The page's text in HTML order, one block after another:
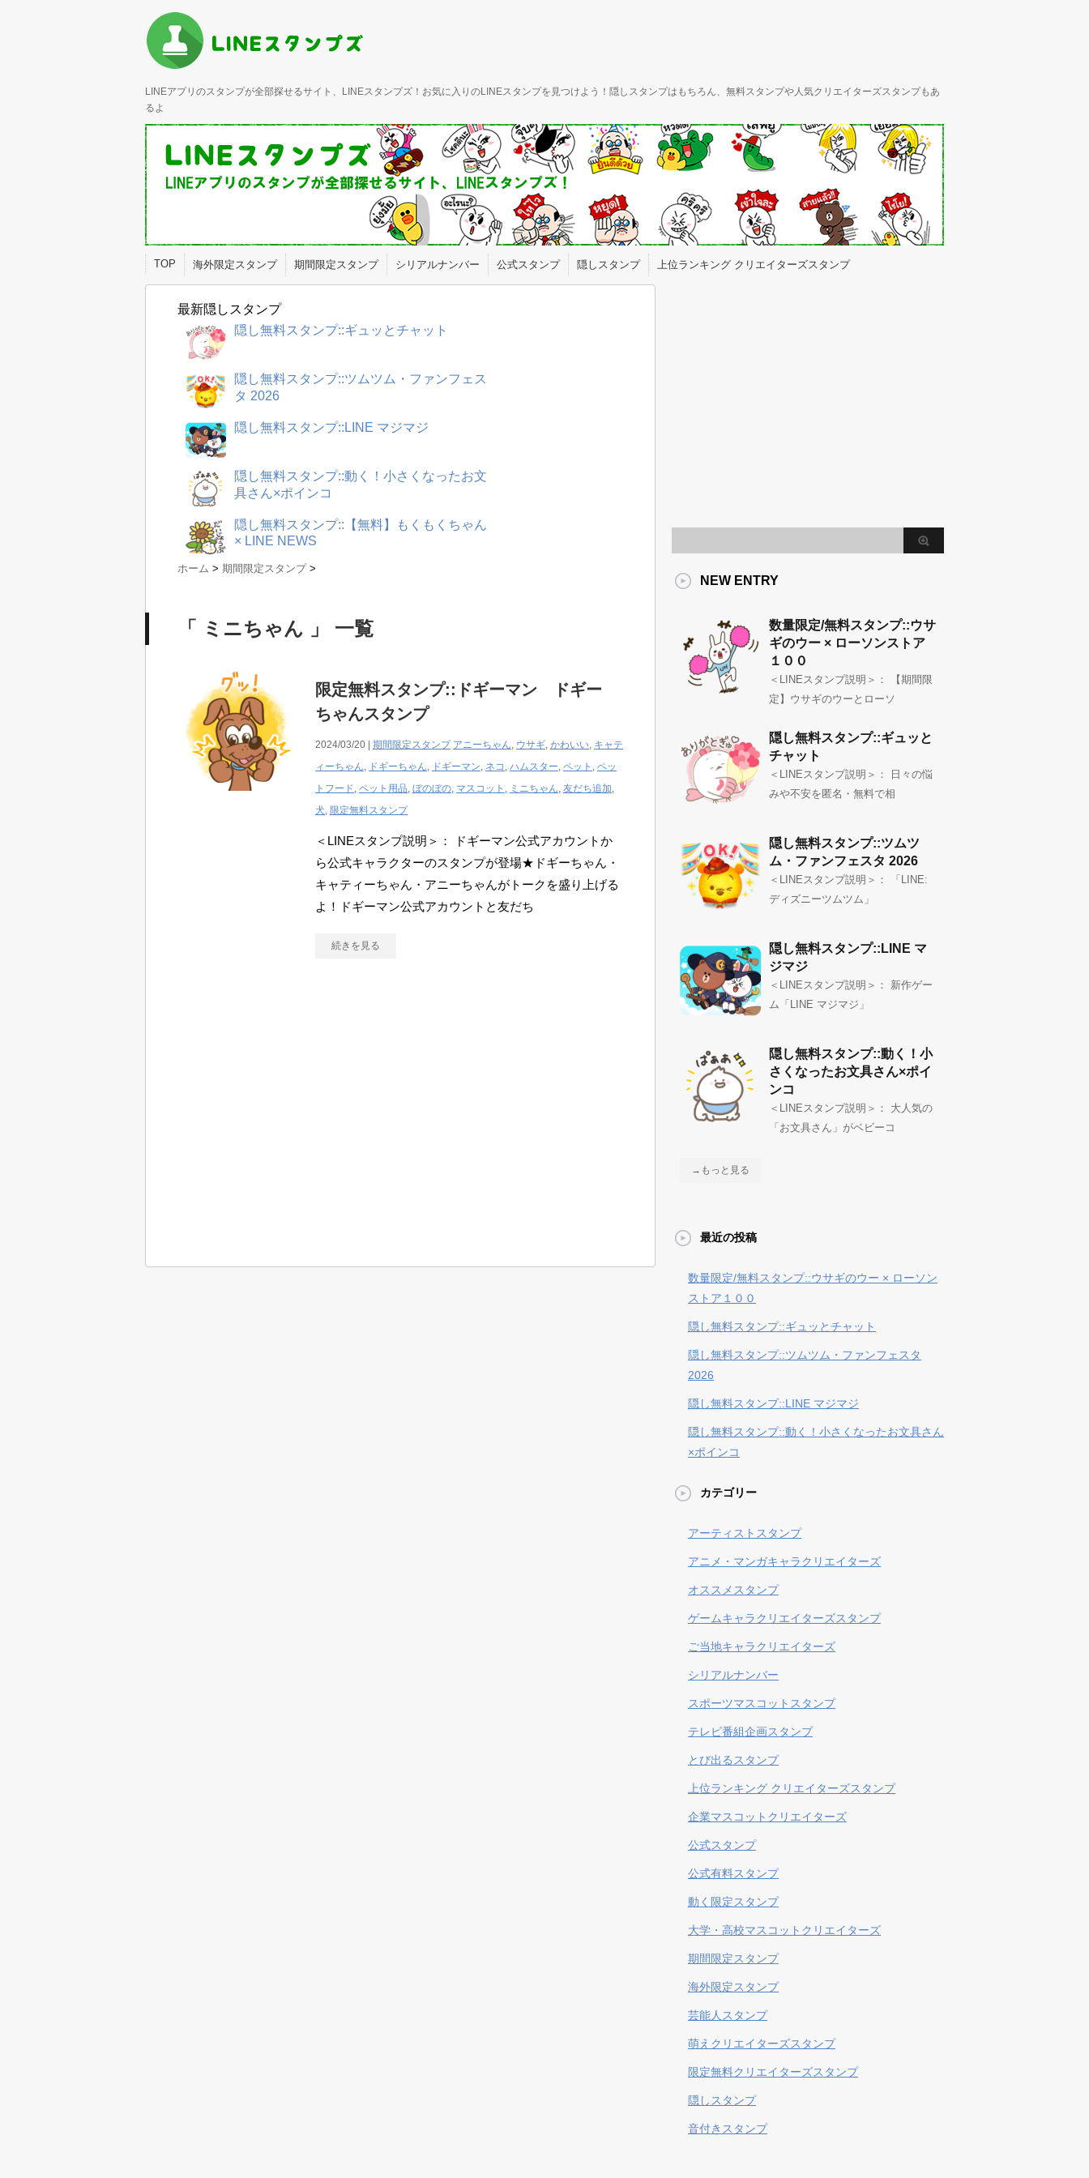
LINEアプリのスタンプが全部探せるサイト、LINEスタンプズ！お気に入りのLINEスタンプを見つけよう！隠しスタンプはもちろん、無料スタンプや人気クリエイターズスタンプもあ
るよ
TOP 海外限定スタンプ 期間限定スタンプ シリアルナンバー 公式スタンプ 隠しスタンプ 上位ランキング クリエイターズスタンプ
最新隠しスタンプ
隠し無料スタンプ::ギュッとチャット
隠し無料スタンプ::ツムツム・ファンフェス
タ 2026
隠し無料スタンプ::LINE マジマジ
隠し無料スタンプ::動く！小さくなったお文
具さん×ポインコ
隠し無料スタンプ::【無料】もくもくちゃん
× LINE NEWS
ホーム > 期間限定スタンプ >
「 ミニちゃん 」 一覧
限定無料スタンプ::ドギーマン ドギー
ちゃんスタンプ
2024/03/20 | 期間限定スタンプ アニーちゃん, ウサギ, かわいい, キャテ
ィーちゃん, ドギーちゃん, ドギーマン, ネコ , ハムスター, ペット , ペッ
トフード, ペット用品, ぼのぼの, マスコット , ミニちゃん, 友だち追加,
犬, 限定無料スタンプ
＜LINEスタンプ説明＞： ドギーマン公式アカウントか
ら公式キャラクターのスタンプが登場★ドギーちゃん・
キャティーちゃん・アニーちゃんがトークを盛り上げる
よ！ドギーマン公式アカウントと友だち
続きを見る
NEW ENTRY
数量限定/無料スタンプ::ウサ
ギのウー × ローソンストア
１００
＜LINEスタンプ説明＞： 【期間限
定】ウサギのウーとローソ
隠し無料スタンプ::ギュッと
チャット
＜LINEスタンプ説明＞： 日々の悩
みや不安を匿名・無料で相
隠し無料スタンプ::ツムツ
ム・ファンフェスタ 2026
＜LINEスタンプ説明＞： 「LINE:
ディズニーツムツム」
隠し無料スタンプ::LINE マ
ジマジ
＜LINEスタンプ説明＞： 新作ゲー
ム「LINE マジマジ」
隠し無料スタンプ::動く！小
さくなったお文具さん×ポイ
ンコ
＜LINEスタンプ説明＞： 大人気の
「お文具さん」がベビーコ
→もっと見る
最近の投稿
数量限定/無料スタンプ::ウサギのウー × ローソン
ストア１００
隠し無料スタンプ::ギュッとチャット
隠し無料スタンプ::ツムツム・ファンフェスタ
2026
隠し無料スタンプ::LINE マジマジ
隠し無料スタンプ::動く！小さくなったお文具さん
×ポインコ
カテゴリー
アーティストスタンプ
アニメ・マンガキャラクリエイターズ
オススメスタンプ
ゲームキャラクリエイターズスタンプ
ご当地キャラクリエイターズ
シリアルナンバー
スポーツマスコットスタンプ
テレビ番組企画スタンプ
とび出るスタンプ
上位ランキング クリエイターズスタンプ
企業マスコットクリエイターズ
公式スタンプ
公式有料スタンプ
動く限定スタンプ
大学・高校マスコットクリエイターズ
期間限定スタンプ
海外限定スタンプ
芸能人スタンプ
萌えクリエイターズスタンプ
限定無料クリエイターズスタンプ
隠しスタンプ
音付きスタンプ